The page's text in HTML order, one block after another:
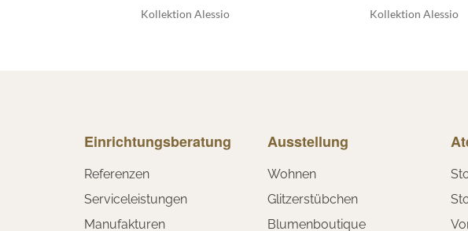
Kollektion Alessio
Kollektion Alessio
Einrichtungsberatung
Referenzen
Serviceleistungen
Manufakturen
Ausstellung
Wohnen
Glitzerstübchen
Blumenboutique